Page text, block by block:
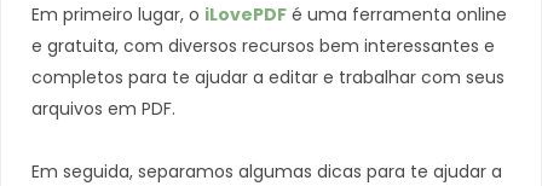
Em primeiro lugar, o iLovePDF é uma ferramenta online
e gratuita, com diversos recursos bem interessantes e
completos para te ajudar a editar e trabalhar com seus
arquivos em PDF.
Em seguida, separamos algumas dicas para te ajudar a